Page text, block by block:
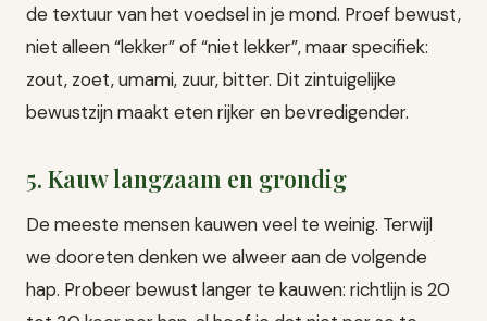
de textuur van het voedsel in je mond. Proef bewust,
niet alleen “lekker” of “niet lekker”, maar specifiek:
zout, zoet, umami, zuur, bitter. Dit zintuigelijke
bewustzijn maakt eten rijker en bevredigender.
5. Kauw langzaam en grondig
De meeste mensen kauwen veel te weinig. Terwijl
we dooreten denken we alweer aan de volgende
hap. Probeer bewust langer te kauwen: richtlijn is 20